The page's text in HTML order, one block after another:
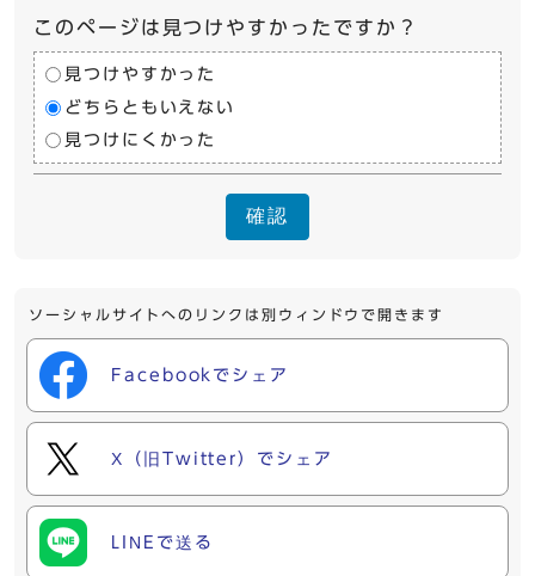
このページは見つけやすかったですか？
見つけやすかった
どちらともいえない
見つけにくかった
確認
ソーシャルサイトへのリンクは別ウィンドウで開きます
Facebookでシェア
X（旧Twitter）でシェア
LINEで送る